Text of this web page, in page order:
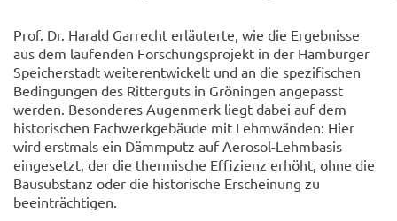
Prof. Dr. Harald Garrecht erläuterte, wie die Ergebnisse
aus dem laufenden Forschungsprojekt in der Hamburger
Speicherstadt weiterentwickelt und an die spezifischen
Bedingungen des Ritterguts in Gröningen angepasst
werden. Besonderes Augenmerk liegt dabei auf dem
historischen Fachwerkgebäude mit Lehmwänden: Hier
wird erstmals ein Dämmputz auf Aerosol-Lehmbasis
eingesetzt, der die thermische Effizienz erhöht, ohne die
Bausubstanz oder die historische Erscheinung zu
beeinträchtigen.